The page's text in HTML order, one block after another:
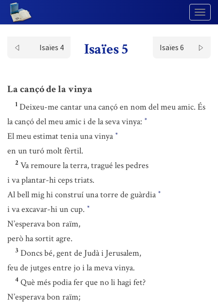
Isaïes 4 Isaïes 5 Isaïes 6
La cançó de la vinya
1 Deixeu-me cantar una cançó en nom del meu amic. És
la cançó del meu amic i de la seva vinya: *
El meu estimat tenia una vinya *
en un turó molt fèrtil.
2 Va remoure la terra, tragué les pedres
i va plantar-hi ceps triats.
Al bell mig hi construí una torre de guàrdia *
i va excavar-hi un cup. *
N’esperava bon raïm,
però ha sortit agre.
3 Doncs bé, gent de Judà i Jerusalem,
feu de jutges entre jo i la meva vinya.
4 Què més podia fer que no li hagi fet?
N’esperava bon raïm;